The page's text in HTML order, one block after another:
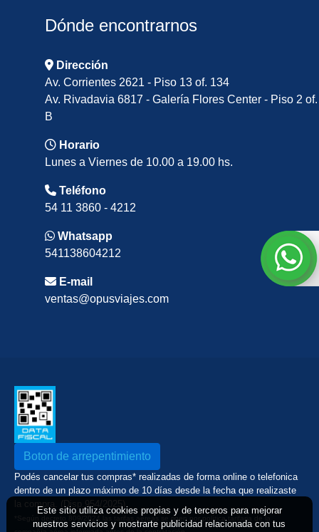
Dónde encontrarnos
Dirección
Av. Corrientes 2621 - Piso 13 of. 134
Av. Rivadavia 6817 - Galería Flores Center - Piso 2 of.
B
Horario
Lunes a Viernes de 10.00 a 19.00 hs.
Teléfono
54 11 3860 - 4212
Whatsapp
541138604212
E-mail
ventas@opusviajes.com
Boton de arrepentimiento
Podés cancelar tus compras* realizadas de forma online o telefonica
dentro de un plazo máximo de 10 días desde la fecha que realizaste
la compra. (Disp.954/2025)
*Según decreto 809/2024 las tarifas aéreas se rigen por política tarifaria de la
Este sitio utiliza cookies propias y de terceros para mejorar
nuestros servicios y mostrarte publicidad relacionada con tus